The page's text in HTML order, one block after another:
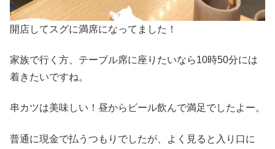
開店してスグに満席になってました！
家族で行く方、テーブル席に座りたいなら10時50分には
着きたいですね。
串カツは美味しい！昼からビール飲んで満足でしたよー。
普通に現金で払うつもりでしたが、よく見ると入り口に